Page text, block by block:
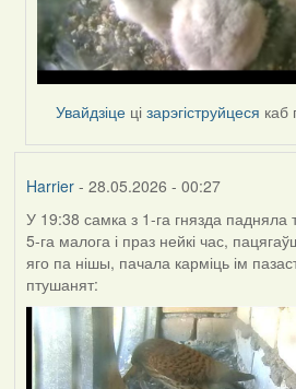
Увайдзіце цізарэгіструйцеся каб
Harrier- 28.05.2026 - 00:27
У 19:38 самка з 1-га гнязда падняла
5-га малога і праз нейкі час,
яго па нішы, пачала карміць ім
птушанят: